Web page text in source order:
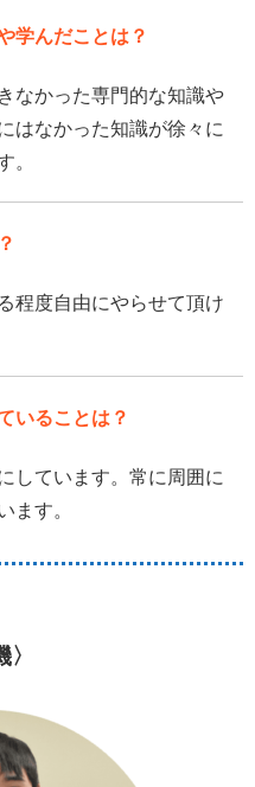
学んだことは？
なかった専門的な知識や
はなかった知識が徐々に
。
程度自由にやらせて頂け
いることは？
しています。常に周囲に
ます。